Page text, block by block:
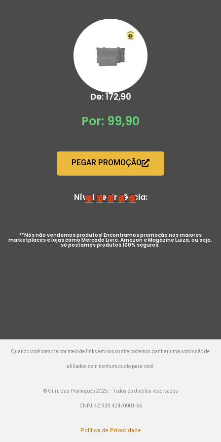
De: 172,90
Por: 99,90
PEGAR PROMOÇÃO
Nível de Urgência:
**Nós não vendemos produtos! Encontramos promoção nos maiores
marketplaces e lojas como Mercado Livre, Amazon e Magazine Luiza, ou seja,
só postamos produtos 100% seguros.
Quando você compra por meio de links em nosso site podemos ganhar uma comissão de
afiliados sem nenhum custo para você.
© Guru das Promoções 2025 – Todos os direitos reservados
CNPJ: 42.939.424/0001-66
Política de Privacidade